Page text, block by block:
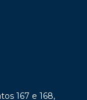
167 e 168,